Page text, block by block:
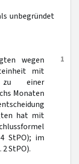
unbegründet
1
wegen
mit
zu einer
Monaten
hat mit
StPO); im
2 StPO).